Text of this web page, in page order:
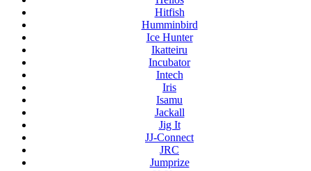
Hitfish
Humminbird
Ice Hunter
Ikatteiru
Incubator
Intech
Iris
Isamu
Jackall
Jig It
JJ-Connect
JRC
Jumprize